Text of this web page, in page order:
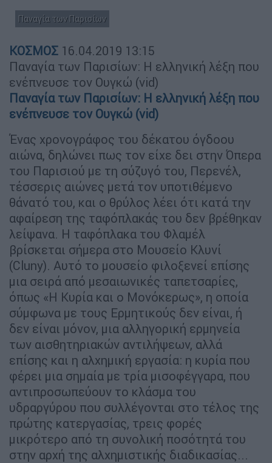
Παναγία των Παρισίων
ΚΟΣΜΟΣ 16.04.2019 13:15
Παναγία των Παρισίων: Η ελληνική λέξη που
ενέπνευσε τον Ουγκώ (vid)
Παναγία των Παρισίων: Η ελληνική λέξη που
ενέπνευσε τον Ουγκώ (vid)
Ένας χρονογράφος του δέκατου όγδοου
αιώνα, δηλώνει πως τον είχε δει στην Όπερα
του Παρισιού με τη σύζυγό του, Περενέλ,
τέσσερις αιώνες μετά τον υποτιθέμενο
θάνατό του, και ο θρύλος λέει ότι κατά την
αφαίρεση της ταφόπλακάς του δεν βρέθηκαν
λείψανα. Η ταφόπλακα του Φλαμέλ
βρίσκεται σήμερα στο Μουσείο Κλυνί
(Cluny). Αυτό το μουσείο φιλοξενεί επίσης
μια σειρά από μεσαιωνικές ταπετσαρίες,
όπως «Η Κυρία και ο Μονόκερως», η οποία
σύμφωνα με τους Ερμητικούς δεν είναι, ή
δεν είναι μόνον, μια αλληγορική ερμηνεία
των αισθητηριακών αντιλήψεων, αλλά
επίσης και η αλχημική εργασία: η κυρία που
φέρει μια σημαία με τρία μισοφέγγαρα, που
αντιπροσωπεύουν το κλάσμα του
υδραργύρου που συλλέγονται στο τέλος της
πρώτης κατεργασίας, τρεις φορές
μικρότερο από τη συνολική ποσότητά του
στην αρχή της αλχημιστικής διαδικασίας...